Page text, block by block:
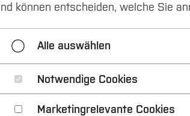
können entscheiden, welche Sie
Alle auswählen
Notwendige Cookies
Marketingrelevante Cookies